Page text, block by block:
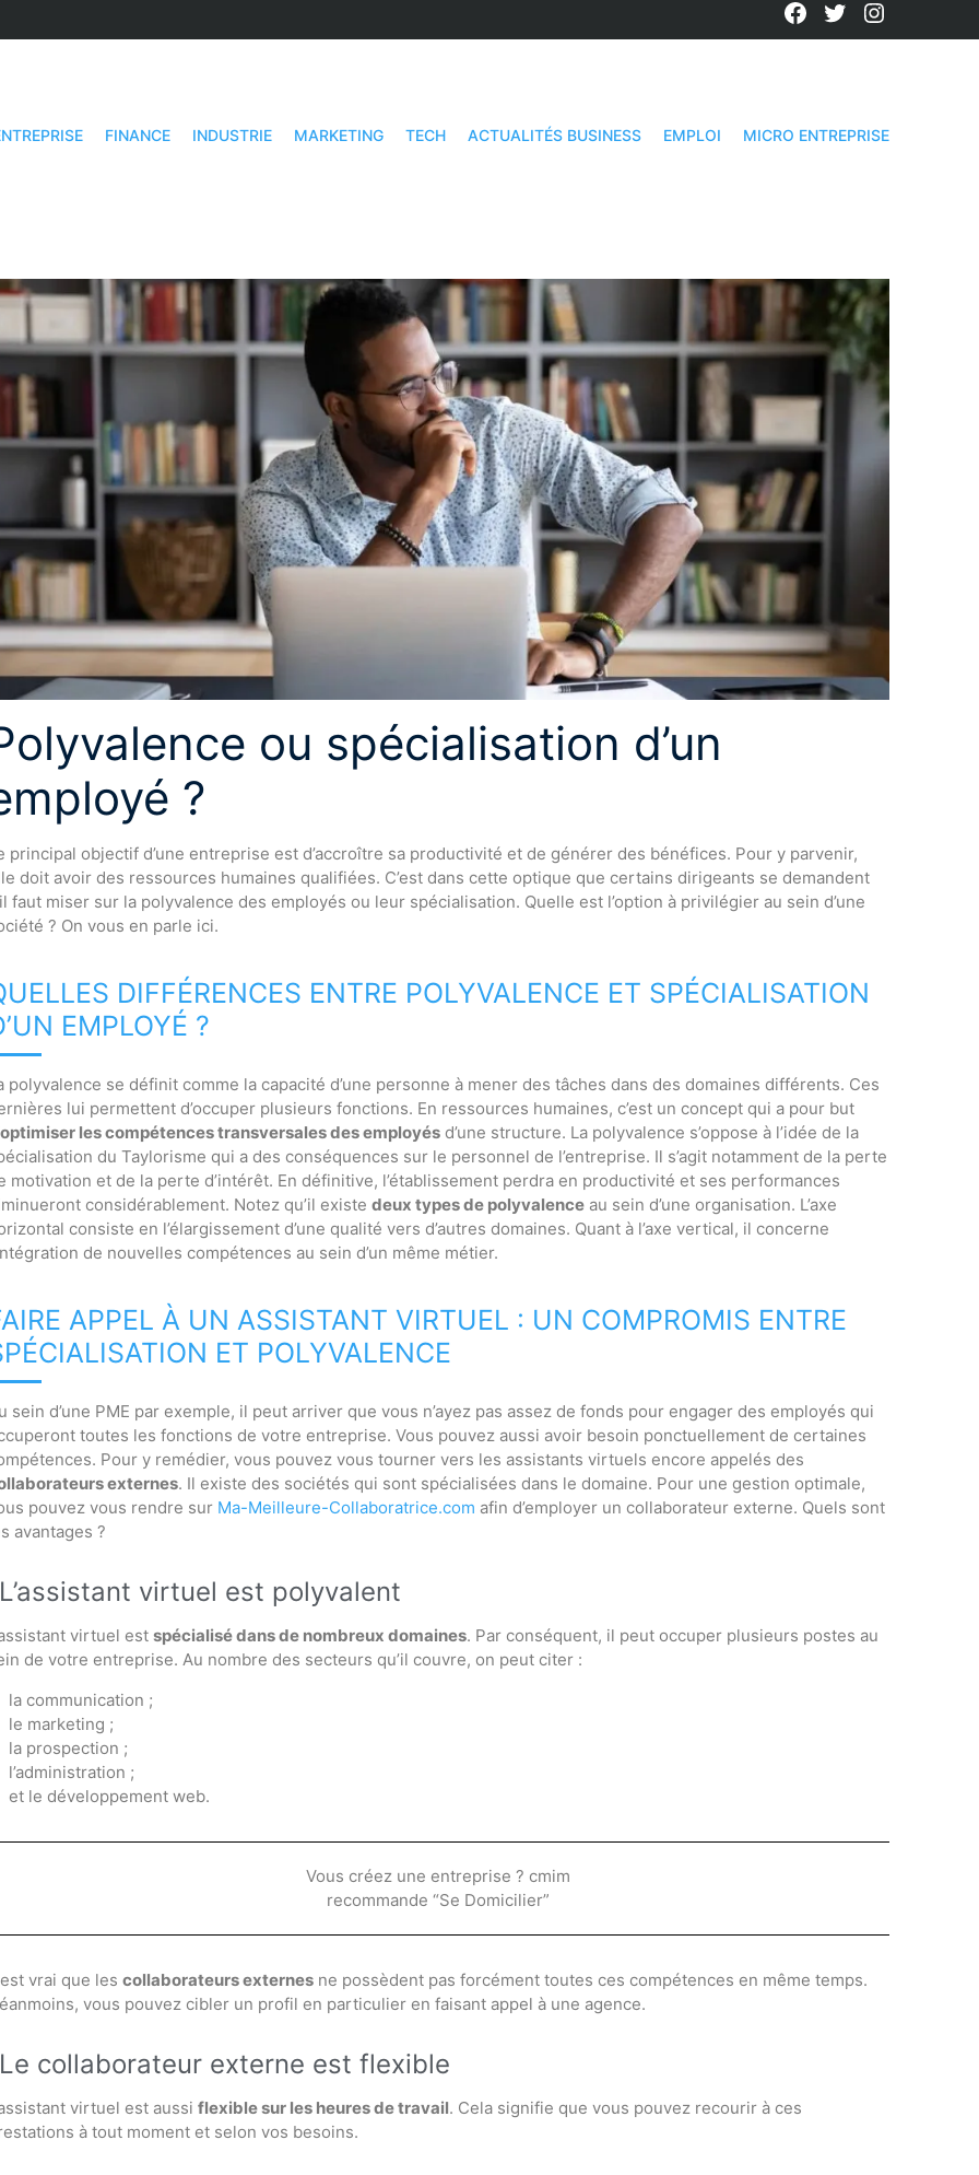
Facebook
Twitter
FINANCE INDUSTRIE MARKETING TECH ACTUALITÉS BUSINESS EMPLOI MICRO ENTREPRISE
ou spécialisation d’un
?
principal objectif d’une entreprise est d’accroître sa productivité et de générer des bénéfices. Pour y parvenir,
doit avoir des ressources humaines qualifiées. C’est dans cette optique que certains dirigeants se demandent
faut miser sur la polyvalence des employés ou leur spécialisation. Quelle est l’option à privilégier au sein d’une
? On vous en parle ici.
DIFFÉRENCES ENTRE POLYVALENCE ET SPÉCIALISATION
EMPLOYÉ ?
polyvalence se définit comme la capacité d’une personne à mener des tâches dans des domaines différents. Ces
lui permettent d’occuper plusieurs fonctions. En ressources humaines, c’est un concept qui a pour but
optimiser les compétences transversales des employés d’une structure. La polyvalence s’oppose à l’idée de la
du Taylorisme qui a des conséquences sur le personnel de l’entreprise. Il s’agit notamment de la perte
motivation et de la perte d’intérêt. En définitive, l’établissement perdra en productivité et ses performances
considérablement. Notez qu’il existe deux types de polyvalence au sein d’une organisation. L’axe
consiste en l’élargissement d’une qualité vers d’autres domaines. Quant à l’axe vertical, il concerne
de nouvelles compétences au sein d’un même métier.
APPEL À UN ASSISTANT VIRTUEL : UN COMPROMIS ENTRE
ET POLYVALENCE
sein d’une PME par exemple, il peut arriver que vous n’ayez pas assez de fonds pour engager des employés qui
toutes les fonctions de votre entreprise. Vous pouvez aussi avoir besoin ponctuellement de certaines
Pour y remédier, vous pouvez vous tourner vers les assistants virtuels encore appelés des
externes. Il existe des sociétés qui sont spécialisées dans le domaine. Pour une gestion optimale,
pouvez vous rendre sur Ma-Meilleure-Collaboratrice.com afin d’employer un collaborateur externe. Quels sont
avantages ?
L’assistant virtuel est polyvalent
virtuel est spécialisé dans de nombreux domaines. Par conséquent, il peut occuper plusieurs postes au
de votre entreprise. Au nombre des secteurs qu’il couvre, on peut citer :
la communication ;
le marketing ;
la prospection ;
l’administration ;
et le développement web.
Vous créez une entreprise ? cmim
recommande “Se Domicilier”
vrai que les collaborateurs externes ne possèdent pas forcément toutes ces compétences en même temps.
vous pouvez cibler un profil en particulier en faisant appel à une agence.
Le collaborateur externe est flexible
virtuel est aussi flexible sur les heures de travail. Cela signifie que vous pouvez recourir à ces
à tout moment et selon vos besoins.